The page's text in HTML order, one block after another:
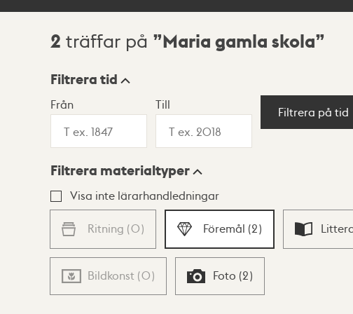
Sökresultat
2 träffar på Maria gamla skola
Visningsläge
Lista Karta
Filtrera tid
Från Till
Filtrera på tid
Filtrera materialtyper
Visa inte lärarhandledningar
Ritning (0) Föremål (2)
Bildkonst (0) Foto (2)